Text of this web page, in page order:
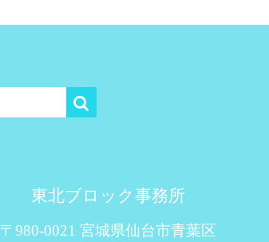
東北ブロック事務所
〒980-0021 宮城県仙台市青葉区